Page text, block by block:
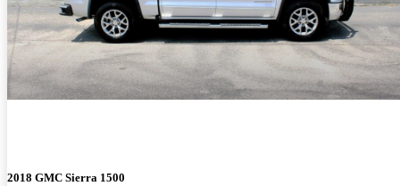
2018 GMC Sierra 1500